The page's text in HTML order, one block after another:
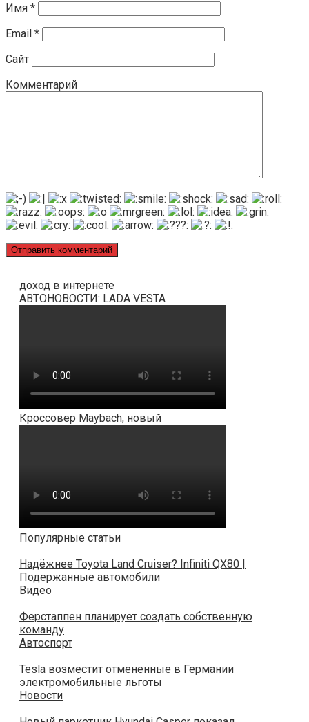
Имя *
Email *
Сайт
Комментарий
доход в интернете
АВТОНОВОСТИ: LADA VESTA
Кроссовер Maybach, новый
Популярные статьи
Надёжнее Toyota Land Cruiser? Infiniti QX80 |
Подержанные автомобили
Видео
Ферстаппен планирует создать собственную
команду
Автоспорт
Tesla возместит отмененные в Германии
электромобильные льготы
Новости